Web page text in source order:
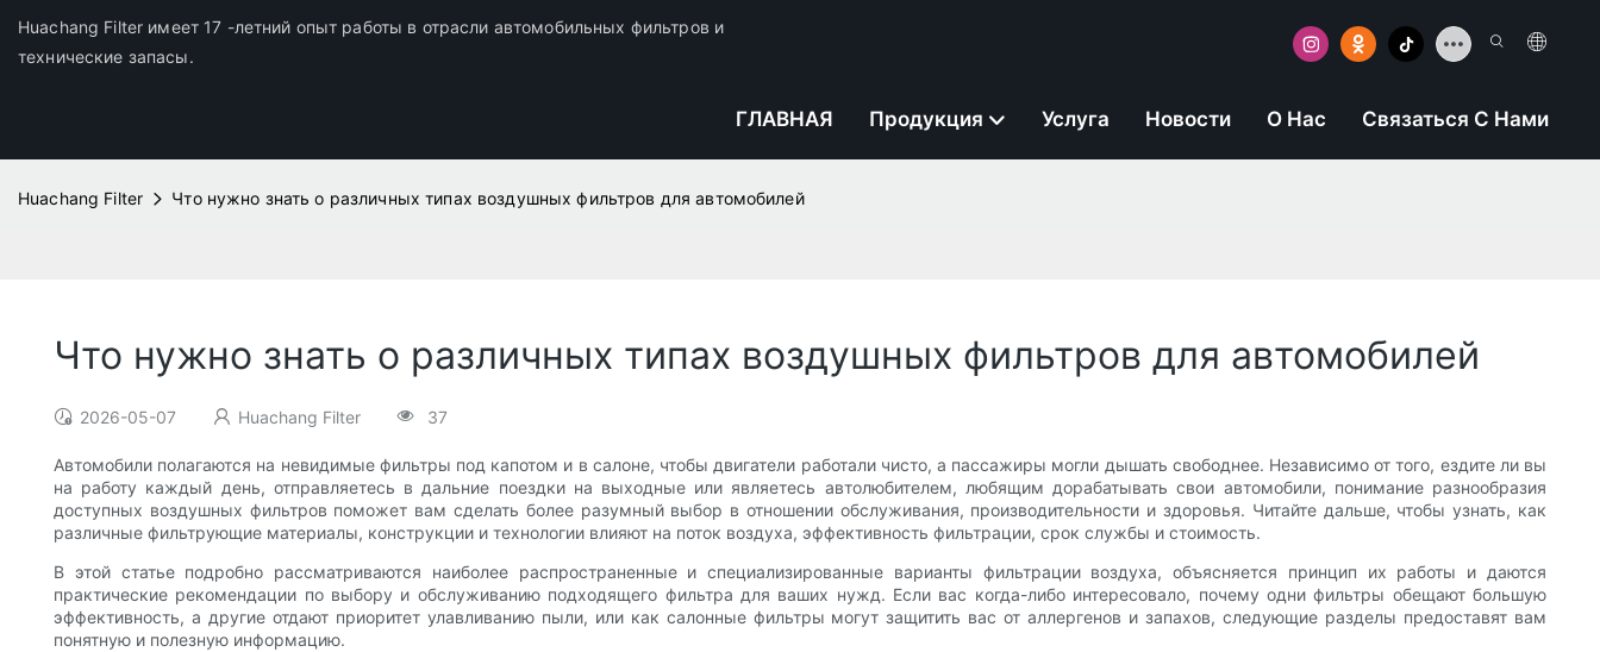
Huachang Filter имеет 17 -летний опыт работы в отрасли автомобильных фильтров и
технические запасы.
ГЛАВНАЯ Продукция Услуга Новости О Нас Связаться С Нами
Huachang Filter Что нужно знать о различных типах воздушных фильтров для автомобилей
Что нужно знать о различных типах воздушных фильтров для автомобилей
2026-05-07 Huachang Filter 37
Автомобили полагаются на невидимые фильтры под капотом и в салоне, чтобы двигатели работали чисто, а пассажиры могли дышать свободнее. Независимо от того, ездите ли вы
на работу каждый день, отправляетесь в дальние поездки на выходные или являетесь автолюбителем, любящим дорабатывать свои автомобили, понимание разнообразия
доступных воздушных фильтров поможет вам сделать более разумный выбор в отношении обслуживания, производительности и здоровья. Читайте дальше, чтобы узнать, как
различные фильтрующие материалы, конструкции и технологии влияют на поток воздуха, эффективность фильтрации, срок службы и стоимость.
В этой статье подробно рассматриваются наиболее распространенные и специализированные варианты фильтрации воздуха, объясняется принцип их работы и даются
практические рекомендации по выбору и обслуживанию подходящего фильтра для ваших нужд. Если вас когда-либо интересовало, почему одни фильтры обещают большую
эффективность, а другие отдают приоритет улавливанию пыли, или как салонные фильтры могут защитить вас от аллергенов и запахов, следующие разделы предоставят вам
понятную и полезную информацию.